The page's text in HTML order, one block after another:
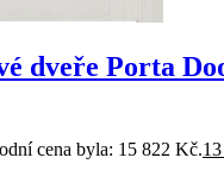
dveře Porta
cena byla: 15 822 Kč.